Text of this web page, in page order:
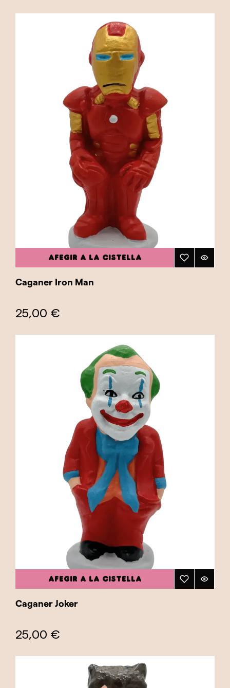
AFEGIR A LA CISTELLA
Caganer Iron Man
25,00 €
AFEGIR A LA CISTELLA
Caganer Joker
25,00 €